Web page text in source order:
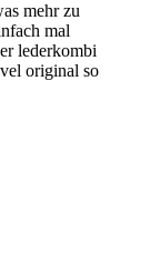
mehr zu
mal
lederkombi
original so